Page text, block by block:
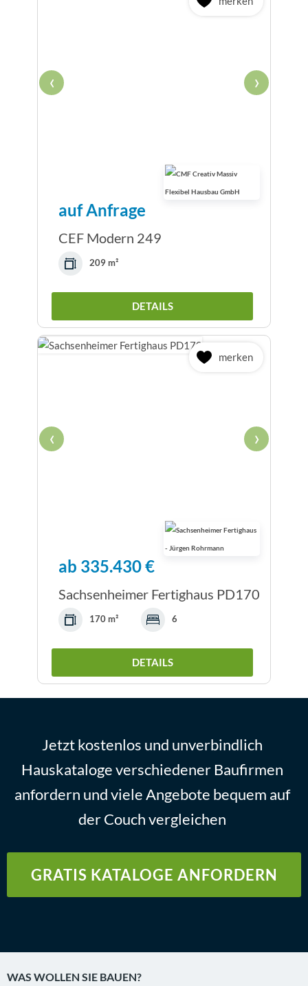
‹ ›
auf Anfrage
CEF Modern 249
209 m²
DETAILS
merken
‹ ›
ab 335.430 €
Sachsenheimer Fertighaus PD170
170 m² 6
DETAILS
Jetzt kostenlos und unverbindlich
Hauskataloge verschiedener Baufirmen
anfordern und viele Angebote bequem auf
der Couch vergleichen
GRATIS KATALOGE ANFORDERN
WAS WOLLEN SIE BAUEN?